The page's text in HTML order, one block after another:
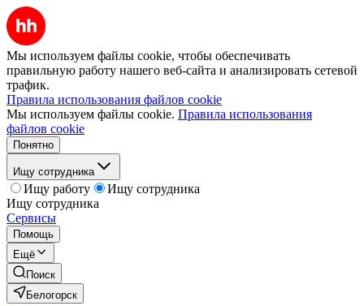
Мы используем файлы cookie, чтобы обеспечивать
правильную работу нашего веб-сайта и анализировать сетевой
трафик.
Правила использования файлов cookie
Мы используем файлы cookie. Правила использования
файлов cookie
Понятно
Ищу сотрудника
Ищу работу
Ищу сотрудника
Ищу сотрудника
Сервисы
Помощь
Ещё
Поиск
Белогорск